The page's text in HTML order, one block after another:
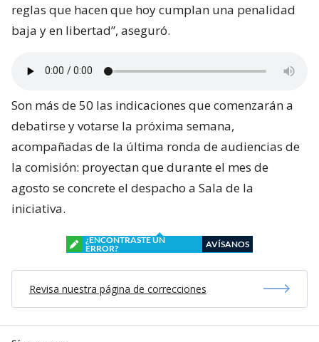
reglas que hacen que hoy cumplan una penalidad
baja y en libertad”, aseguró.
Son más de 50 las indicaciones que comenzarán a
debatirse y votarse la próxima semana,
acompañadas de la última ronda de audiencias de
la comisión: proyectan que durante el mes de
agosto se concrete el despacho a Sala de la
iniciativa.
¿ENCONTRASTE UN
ERROR?
AVÍSANOS
Revisa nuestra página de correcciones